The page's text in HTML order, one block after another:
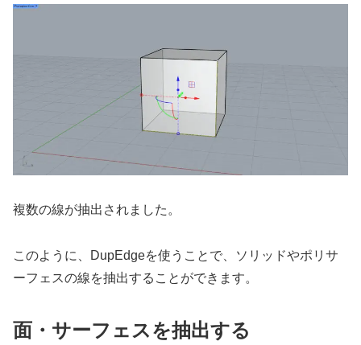
複数の線が抽出されました。
このように、DupEdgeを使うことで、ソリッドやポリサ
ーフェスの線を抽出することができます。
面・サーフェスを抽出する